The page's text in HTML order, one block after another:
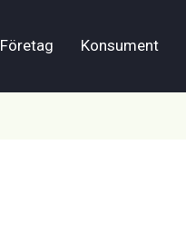
Företag Konsument